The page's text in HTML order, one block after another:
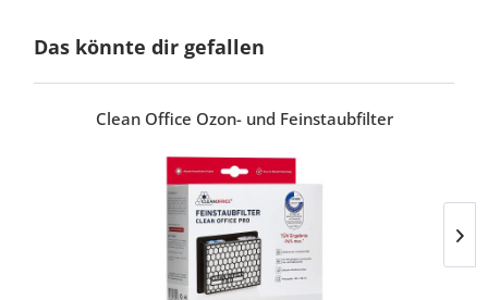
Das könnte dir gefallen
Clean Office Ozon- und Feinstaubfilter